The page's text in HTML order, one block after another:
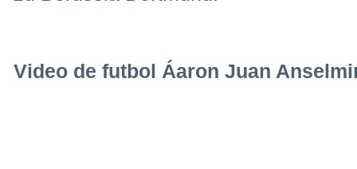
Video de futbol Áaron Juan